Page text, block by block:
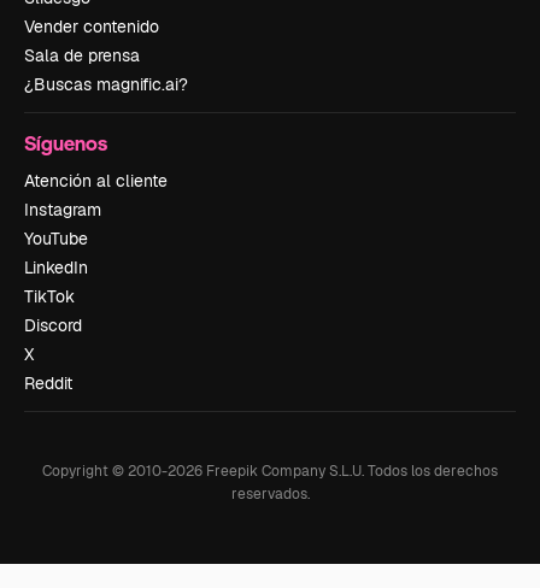
Vender contenido
Sala de prensa
¿Buscas magnific.ai?
Síguenos
Atención al cliente
Instagram
YouTube
LinkedIn
TikTok
Discord
X
Reddit
Copyright © 2010-2026 Freepik Company S.L.U.Todos los derechos
reservados.